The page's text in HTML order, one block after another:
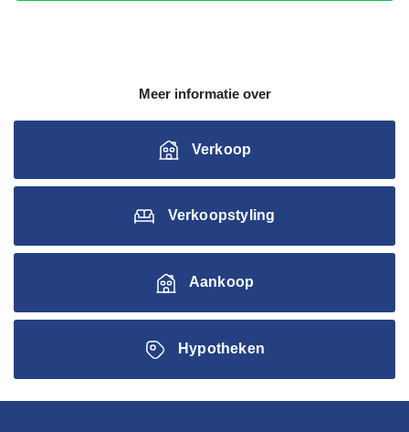
Meer informatie over
Verkoop
Verkoopstyling
Aankoop
Hypotheken